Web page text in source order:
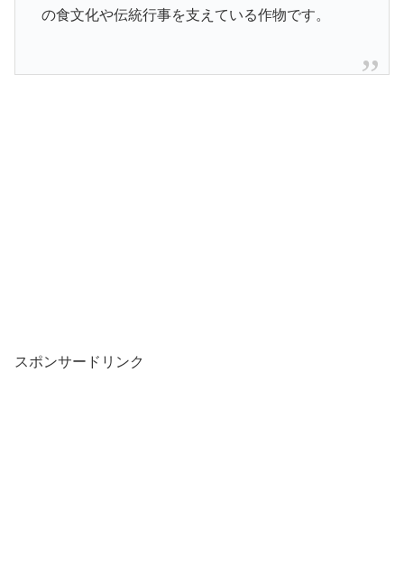
の食文化や伝統行事を支えている作物です。
スポンサードリンク